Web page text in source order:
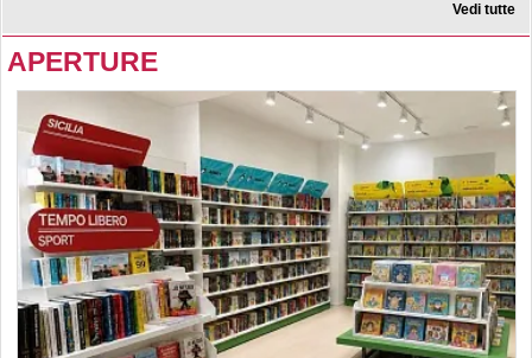
Vedi tutte
APERTURE